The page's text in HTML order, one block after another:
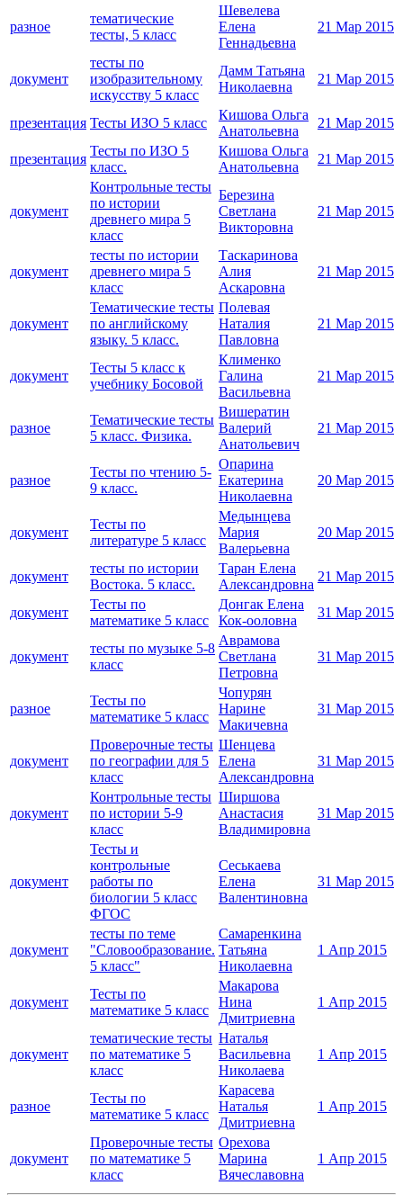
разное
тематические
тесты, 5 класс
Шевелева
Елена
Геннадьевна
21 Мар 2015
документ
тесты по
изобразительному
искусству 5 класс
Дамм Татьяна
Николаевна
21 Мар 2015
презентация Тесты ИЗО 5 класс
Кишова Ольга
Анатольевна
21 Мар 2015
презентация
Тесты по ИЗО 5
класс.
Кишова Ольга
Анатольевна
21 Мар 2015
документ
Контрольные тесты
по истории
древнего мира 5
класс
Березина
Светлана
Викторовна
21 Мар 2015
документ
тесты по истории
древнего мира 5
класс
Таскаринова
Алия
Аскаровна
21 Мар 2015
документ
Тематические тесты
по английскому
языку. 5 класс.
Полевая
Наталия
Павловна
21 Мар 2015
документ
Тесты 5 класс к
учебнику Босовой
Клименко
Галина
Васильевна
21 Мар 2015
разное
Тематические тесты
5 класс. Физика.
Вишератин
Валерий
Анатольевич
21 Мар 2015
разное
Тесты по чтению 5-
9 класс.
Опарина
Екатерина
Николаевна
20 Мар 2015
документ
Тесты по
литературе 5 класс
Медынцева
Мария
Валерьевна
20 Мар 2015
документ
тесты по истории
Востока. 5 класс.
Таран Елена
Александровна
21 Мар 2015
документ
Тесты по
математике 5 класс
Донгак Елена
Кок-ооловна
31 Мар 2015
документ
тесты по музыке 5-8
класс
Аврамова
Светлана
Петровна
31 Мар 2015
разное
Тесты по
математике 5 класс
Чопурян
Нарине
Макичевна
31 Мар 2015
документ
Проверочные тесты
по географии для 5
класс
Шенцева
Елена
Александровна
31 Мар 2015
документ
Контрольные тесты
по истории 5-9
класс
Ширшова
Анастасия
Владимировна
31 Мар 2015
документ
Тесты и
контрольные
работы по
биологии 5 класс
ФГОС
Сеськаева
Елена
Валентиновна
31 Мар 2015
документ
тесты по теме
"Словообразование.
5 класс"
Самаренкина
Татьяна
Николаевна
1 Апр 2015
документ
Тесты по
математике 5 класс
Макарова
Нина
Дмитриевна
1 Апр 2015
документ
тематические тесты
по математике 5
класс
Наталья
Васильевна
Николаева
1 Апр 2015
разное
Тесты по
математике 5 класс
Карасева
Наталья
Дмитриевна
1 Апр 2015
документ
Проверочные тесты
по математике 5
класс
Орехова
Марина
Вячеславовна
1 Апр 2015